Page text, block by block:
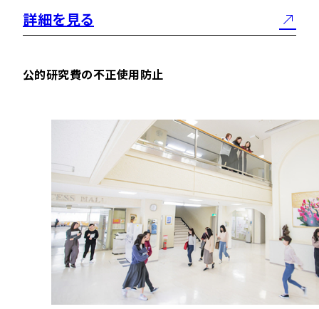
詳細を見る
公的研究費の不正使用防止